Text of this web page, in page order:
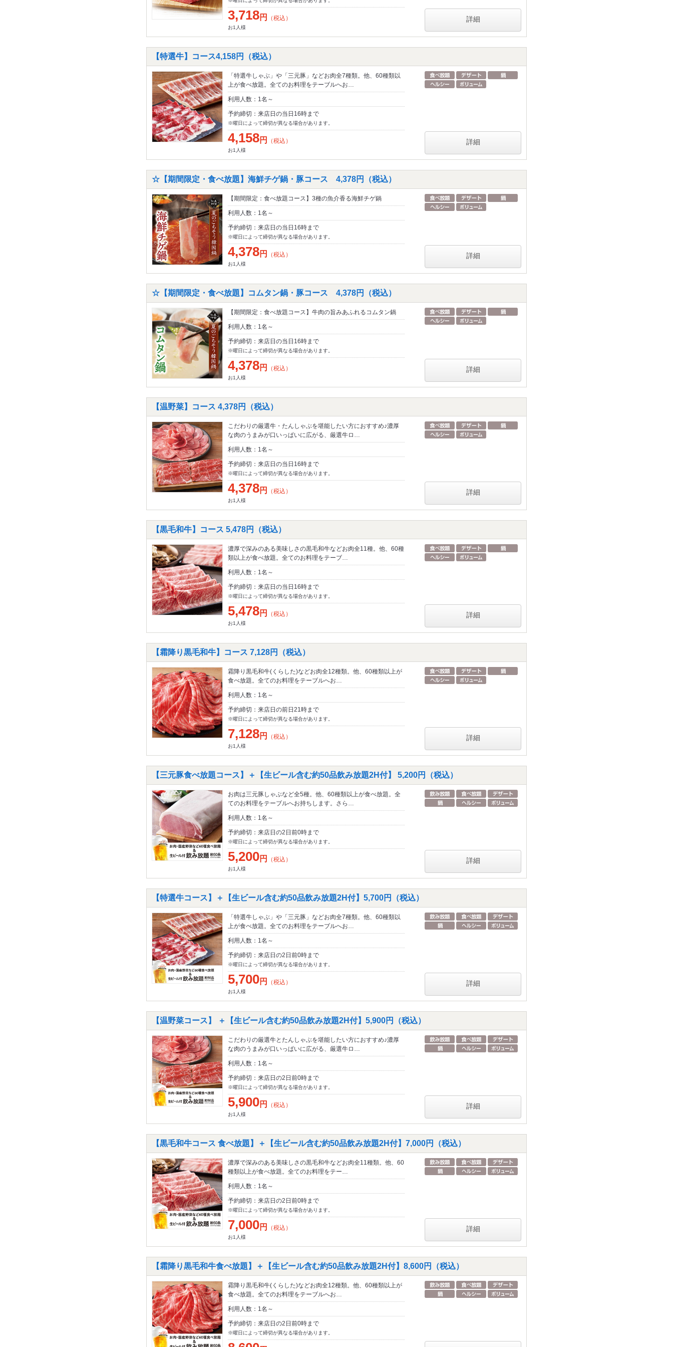
3,718円 （税込）
お1人様
詳細
【特選牛】コース4,158円（税込）
「特選牛しゃぶ」や「三元豚」などお肉全7種類。他、60種類以
上が食べ放題。全てのお料理をテーブルへお…
利用人数：1名～
予約締切：来店日の当日16時まで
※曜日によって締切が異なる場合があります。
4,158円 （税込）
お1人様
詳細
☆【期間限定・食べ放題】海鮮チゲ鍋・豚コース 4,378円（税込）
【期間限定：食べ放題コース】3種の魚介香る海鮮チゲ鍋
利用人数：1名～
予約締切：来店日の当日16時まで
※曜日によって締切が異なる場合があります。
4,378円 （税込）
お1人様
詳細
☆【期間限定・食べ放題】コムタン鍋・豚コース 4,378円（税込）
【期間限定：食べ放題コース】牛肉の旨みあふれるコムタン鍋
利用人数：1名～
予約締切：来店日の当日16時まで
※曜日によって締切が異なる場合があります。
4,378円 （税込）
お1人様
詳細
【温野菜】コース 4,378円（税込）
こだわりの厳選牛・たんしゃぶを堪能したい方におすすめ♪濃厚
な肉のうまみが口いっぱいに広がる、厳選牛ロ…
利用人数：1名～
予約締切：来店日の当日16時まで
※曜日によって締切が異なる場合があります。
4,378円 （税込）
お1人様
詳細
【黒毛和牛】コース 5,478円（税込）
濃厚で深みのある美味しさの黒毛和牛などお肉全11種。他、60種
類以上が食べ放題。全てのお料理をテーブ…
利用人数：1名～
予約締切：来店日の当日16時まで
※曜日によって締切が異なる場合があります。
5,478円 （税込）
お1人様
詳細
【霜降り黒毛和牛】コース 7,128円（税込）
霜降り黒毛和牛(くらした)などお肉全12種類。他、60種類以上が
食べ放題。全てのお料理をテーブルへお…
利用人数：1名～
予約締切：来店日の前日21時まで
※曜日によって締切が異なる場合があります。
7,128円 （税込）
お1人様
詳細
【三元豚食べ放題コース】＋【生ビール含む約50品飲み放題2H付】 5,200円（税込）
お肉は三元豚しゃぶなど全5種。他、60種類以上が食べ放題。全
てのお料理をテーブルへお持ちします。さら…
利用人数：1名～
予約締切：来店日の2日前0時まで
※曜日によって締切が異なる場合があります。
5,200円 （税込）
お1人様
詳細
【特選牛コース】＋【生ビール含む約50品飲み放題2H付】5,700円（税込）
「特選牛しゃぶ」や「三元豚」などお肉全7種類。他、60種類以
上が食べ放題。全てのお料理をテーブルへお…
利用人数：1名～
予約締切：来店日の2日前0時まで
※曜日によって締切が異なる場合があります。
5,700円 （税込）
お1人様
詳細
【温野菜コース】 ＋【生ビール含む約50品飲み放題2H付】5,900円（税込）
こだわりの厳選牛とたんしゃぶを堪能したい方におすすめ♪濃厚
な肉のうまみが口いっぱいに広がる、厳選牛ロ…
利用人数：1名～
予約締切：来店日の2日前0時まで
※曜日によって締切が異なる場合があります。
5,900円 （税込）
お1人様
詳細
【黒毛和牛コース 食べ放題】＋【生ビール含む約50品飲み放題2H付】7,000円（税込）
濃厚で深みのある美味しさの黒毛和牛などお肉全11種類。他、60
種類以上が食べ放題。全てのお料理をテー…
利用人数：1名～
予約締切：来店日の2日前0時まで
※曜日によって締切が異なる場合があります。
7,000円 （税込）
お1人様
詳細
【霜降り黒毛和牛食べ放題】＋【生ビール含む約50品飲み放題2H付】8,600円（税込）
霜降り黒毛和牛(くらした)などお肉全12種類。他、60種類以上が
食べ放題。全てのお料理をテーブルへお…
利用人数：1名～
予約締切：来店日の2日前0時まで
※曜日によって締切が異なる場合があります。